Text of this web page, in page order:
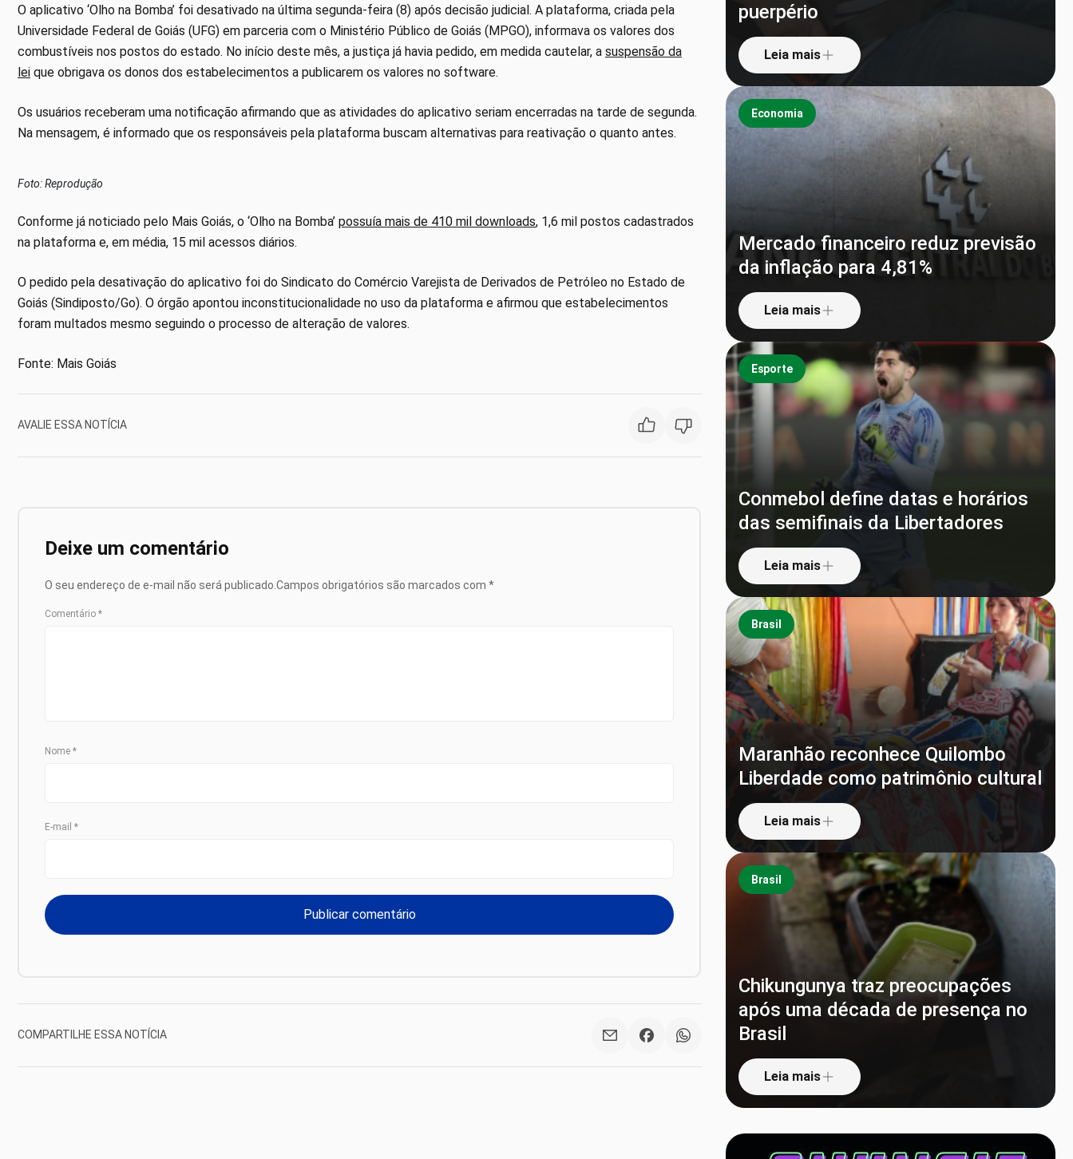
O aplicativo ‘Olho na Bomba’ foi desativado na última segunda-feira (8) após decisão judicial. A plataforma, criada pela
Universidade Federal de Goiás (UFG) em parceria com o Ministério Público de Goiás (MPGO), informava os valores dos
combustíveis nos postos do estado. No início deste mês, a justiça já havia pedido, em medida cautelar, a suspensão da
lei que obrigava os donos dos estabelecimentos a publicarem os valores no software.
Os usuários receberam uma notificação afirmando que as atividades do aplicativo seriam encerradas na tarde de segunda.
Na mensagem, é informado que os responsáveis pela plataforma buscam alternativas para reativação o quanto antes.
Foto: Reprodução
Conforme já noticiado pelo Mais Goiás, o ‘Olho na Bomba’ possuía mais de 410 mil downloads, 1,6 mil postos cadastrados
na plataforma e, em média, 15 mil acessos diários.
O pedido pela desativação do aplicativo foi do Sindicato do Comércio Varejista de Derivados de Petróleo no Estado de
Goiás (Sindiposto/Go). O órgão apontou inconstitucionalidade no uso da plataforma e afirmou que estabelecimentos
foram multados mesmo seguindo o processo de alteração de valores.
Fonte: Mais Goiás
AVALIE ESSA NOTÍCIA
Deixe um comentário
O seu endereço de e-mail não será publicado. Campos obrigatórios são marcados com *
Comentário *
Nome *
E-mail *
COMPARTILHE ESSA NOTÍCIA
puerpério
Leia mais
Economia
Mercado financeiro reduz previsão
da inflação para 4,81%
Leia mais
Esporte
Conmebol define datas e horários
das semifinais da Libertadores
Leia mais
Brasil
Maranhão reconhece Quilombo
Liberdade como patrimônio cultural
Leia mais
Brasil
Chikungunya traz preocupações
após uma década de presença no
Brasil
Leia mais